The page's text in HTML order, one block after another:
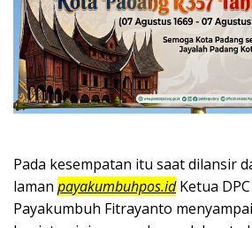
Pada kesempatan itu saat dilansir
laman payakumbuhpos.idKetua
Payakumbuh Fitrayanto